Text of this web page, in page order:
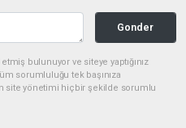
Gonder
bulunuyor ve siteye yaptığınız
sorumluluğu tek başınıza
site yönetimi hiçbir şekilde sorumlu